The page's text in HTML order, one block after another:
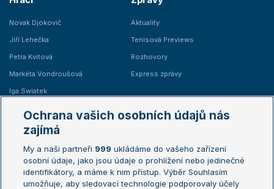
Novak Djokovič
Jiří Lehečka
Petra Kvitová
Markéta Vondroušová
Iga Swiatek
Aktuality
Tenisová Previews
Rozhovory
Express zprávy
Žebříčky
Žebříček ATP (muži)
Žebříček WTA (ženy)
Sázkařský žebříček
Australian Open
French Open
Wimbledon
Ochrana vašich osobních údajů nás
zajímá
My a naši partneři 999 ukládáme do vašeho zařízení
osobní údaje, jako jsou údaje o prohlížení nebo jedinečné
identifikátory, a máme k nim přístup. Výběr Souhlasím
umožňuje, aby sledovací technologie podporovaly účely